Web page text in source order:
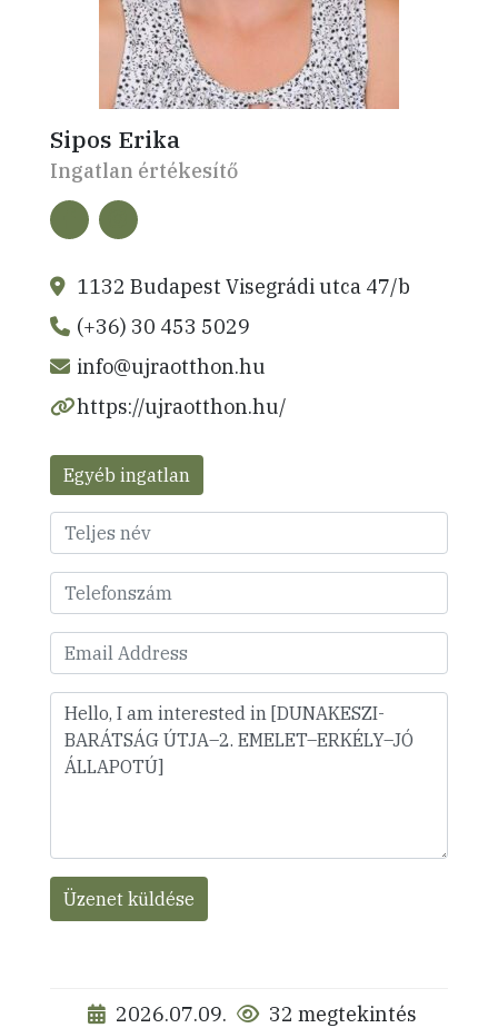
Sipos Erika
Ingatlan értékesítő
1132 Budapest Visegrádi utca 47/b
(+36) 30 453 5029
info@ujraotthon.hu
https://ujraotthon.hu/
Egyéb ingatlan
Üzenet küldése
2026.07.09. 32 megtekintés